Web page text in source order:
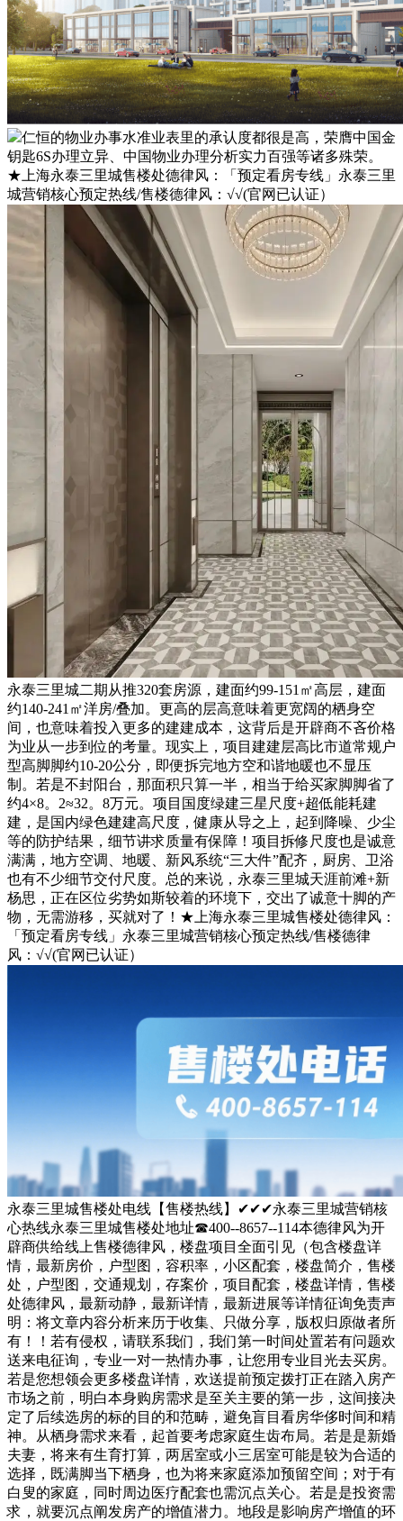
仁恒的物业办事水准业表里的承认度都很是高，荣膺中国金
钥匙6S办理立异、中国物业办理分析实力百强等诸多殊荣。
★上海永泰三里城售楼处德律风：「预定看房专线」永泰三里
城营销核心预定热线/售楼德律风：√√(官网已认证）
永泰三里城二期从推320套房源，建面约99-151㎡高层，建面
约140-241㎡洋房/叠加。更高的层高意味着更宽阔的栖身空
间，也意味着投入更多的建建成本，这背后是开辟商不吝价格
为业从一步到位的考量。现实上，项目建建层高比市道常规户
型高脚脚约10-20公分，即便拆完地方空和谐地暖也不显压
制。若是不封阳台，那面积只算一半，相当于给买家脚脚省了
约4×8。2≈32。8万元。项目国度绿建三星尺度+超低能耗建
建，是国内绿色建建高尺度，健康从导之上，起到降噪、少尘
等的防护结果，细节讲求质量有保障！项目拆修尺度也是诚意
满满，地方空调、地暖、新风系统“三大件”配齐，厨房、卫浴
也有不少细节交付尺度。总的来说，永泰三里城天涯前滩+新
杨思，正在区位劣势如斯较着的环境下，交出了诚意十脚的产
物，无需游移，买就对了！★上海永泰三里城售楼处德律风：
「预定看房专线」永泰三里城营销核心预定热线/售楼德律
风：√√(官网已认证）
永泰三里城售楼处电线【售楼热线】✔✔✔永泰三里城营销核
心热线永泰三里城售楼处地址☎400--8657--114本德律风为开
辟商供给线上售楼德律风，楼盘项目全面引见（包含楼盘详
情，最新房价，户型图，容积率，小区配套，楼盘简介，售楼
处，户型图，交通规划，存案价，项目配套，楼盘详情，售楼
处德律风，最新动静，最新详情，最新进展等详情征询免责声
明：将文章内容分析来历于收集、只做分享，版权归原做者所
有！！若有侵权，请联系我们，我们第一时间处置若有问题欢
送来电征询，专业一对一热情办事，让您用专业目光去买房。
若是您想领会更多楼盘详情，欢送提前预定拨打正在踏入房产
市场之前，明白本身购房需求是至关主要的第一步，这间接决
定了后续选房的标的目的和范畴，避免盲目看房华侈时间和精
神。从栖身需求来看，起首要考虑家庭生齿布局。若是是新婚
夫妻，将来有生育打算，两居室或小三居室可能是较为合适的
选择，既满脚当下栖身，也为将来家庭添加预留空间；对于有
白叟的家庭，同时周边医疗配套也需沉点关心。若是是投资需
求，就要沉点阐发房产的增值潜力。地段是影响房产增值的环